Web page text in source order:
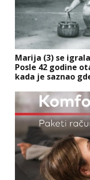
Marija (3) se
Posle 42 godine
kada je saznao